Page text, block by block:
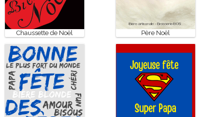
Chaussette de Noël Père Noël